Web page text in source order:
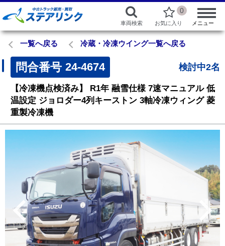
車両検索
0
お気に入り メニュー
一覧へ戻る 冷蔵・冷凍ウイング一覧へ戻る
問合番号 24-4674 検討中2名
【冷凍機点検済み】 R1年 融雪仕様 7速マニュアル 低
温設定 ジョロダー4列キーストン 3軸冷凍ウィング 菱
重製冷凍機